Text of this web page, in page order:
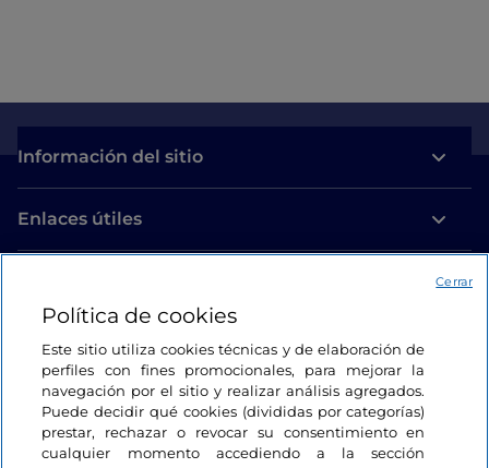
Información del sitio
Enlaces útiles
Estamos en contacto
Política de cookies
Este sitio utiliza cookies técnicas y de elaboración de
perfiles con fines promocionales, para mejorar la
navegación por el sitio y realizar análisis agregados.
Puede decidir qué cookies (divididas por categorías)
prestar, rechazar o revocar su consentimiento en
cualquier momento accediendo a la sección
Cerrar